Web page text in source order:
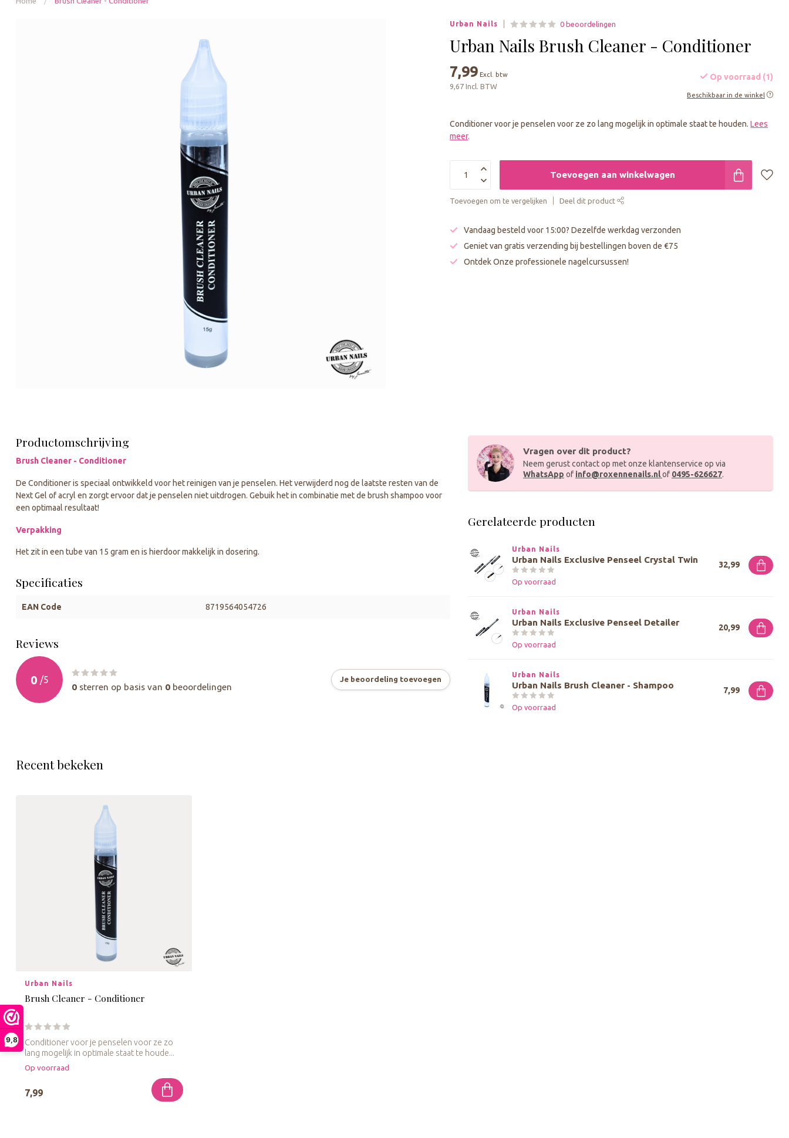
9,8
Urban Nails 0 beoordelingen
Urban Nails Brush Cleaner - Conditioner
7,99 Excl. btw
9,67 Incl. BTW
Op voorraad (1)
Beschikbaar in de winkel
Conditioner voor je penselen voor ze zo lang mogelijk in optimale staat te houden.Lees
meer.
Toevoegen aan winkelwagen
Toevoegen om te vergelijken Deel dit product
Vandaag besteld voor 15:00? Dezelfde werkdag verzonden
Geniet van gratis verzending bij bestellingen boven de €75
Ontdek Onze professionele nagelcursussen!
Productomschrijving
Brush Cleaner - Conditioner
De Conditioner is speciaal ontwikkeld voor het reinigen van je penselen. Het verwijderd nog de laatste resten van de
Next Gel of acryl en zorgt ervoor dat je penselen niet uitdrogen. Gebuik het in combinatie met de brush shampoo voor
een optimaal resultaat!
Verpakking
Het zit in een tube van 15 gram en is hierdoor makkelijk in dosering.
Specificaties
EAN Code 8719564054726
Reviews
0 /5
0 sterren op basis van 0 beoordelingen
Je beoordeling toevoegen
Vragen over dit product?
Neem gerust contact op met onze klantenservice op via
WhatsApp of info@roxennenails.nlof 0495-626627.
Gerelateerde producten
Urban Nails
Urban Nails Exclusive Penseel Crystal Twin
Op voorraad
32,99
Urban Nails
Urban Nails Exclusive Penseel Detailer
Op voorraad
20,99
Urban Nails
Urban Nails Brush Cleaner - Shampoo
Op voorraad
7,99
Recent bekeken
Urban Nails
Brush Cleaner - Conditioner
Conditioner voor je penselen voor ze zo
lang mogelijk in optimale staat te houde...
Op voorraad
7,99